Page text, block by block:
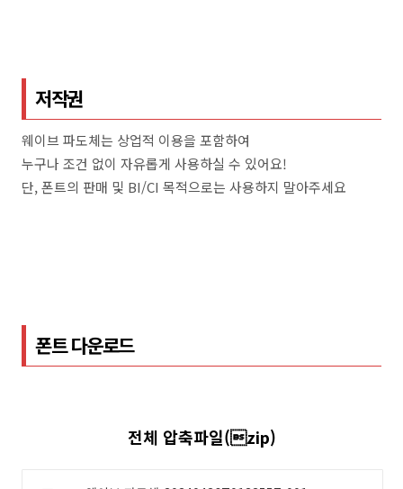
저작권
웨이브 파도체는 상업적 이용을 포함하여
누구나 조건 없이 자유롭게 사용하실 수 있어요!
단, 폰트의 판매 및 BI/CI 목적으로는 사용하지 말아주세요
폰트 다운로드
전체 압축파일(zip)